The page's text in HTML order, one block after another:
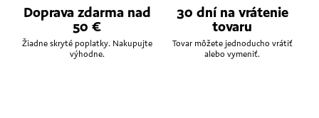
Doprava zdarma nad
50 €
Žiadne skryté poplatky. Nakupujte
výhodne.
30 dní na vrátenie
tovaru
Tovar môžete jednoducho vrátiť
alebo vymeniť.